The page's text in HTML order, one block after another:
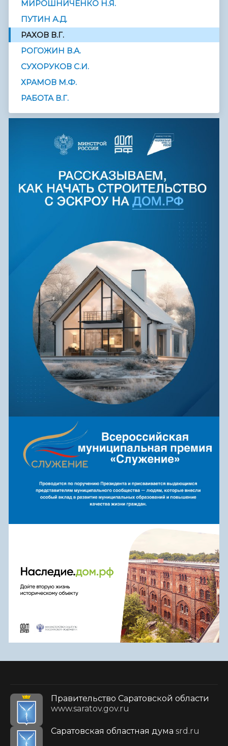
МИРОШНИЧЕНКО Н.Я.
ПУТИН А.Д.
РАХОВ В.Г.
РОГОЖИН В.А.
СУХОРУКОВ С.И.
ХРАМОВ М.Ф.
РАБОТА В.Г.
Правительство Саратовской области
www.saratov.gov.ru
Саратовская областная дума srd.ru